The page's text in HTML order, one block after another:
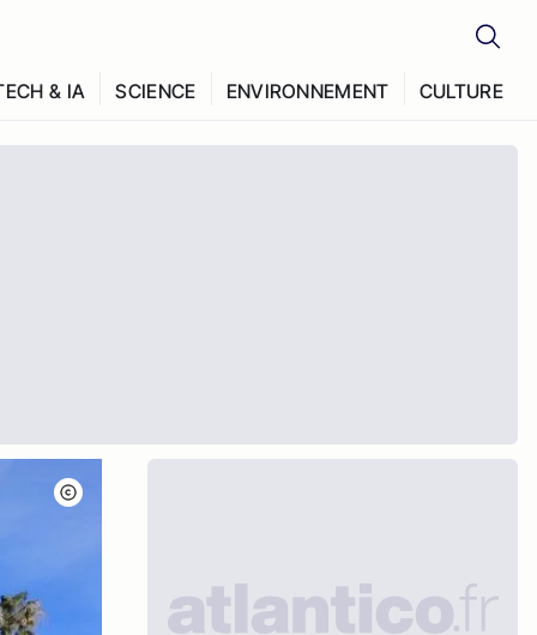
& IA SCIENCE ENVIRONNEMENT CULTURE